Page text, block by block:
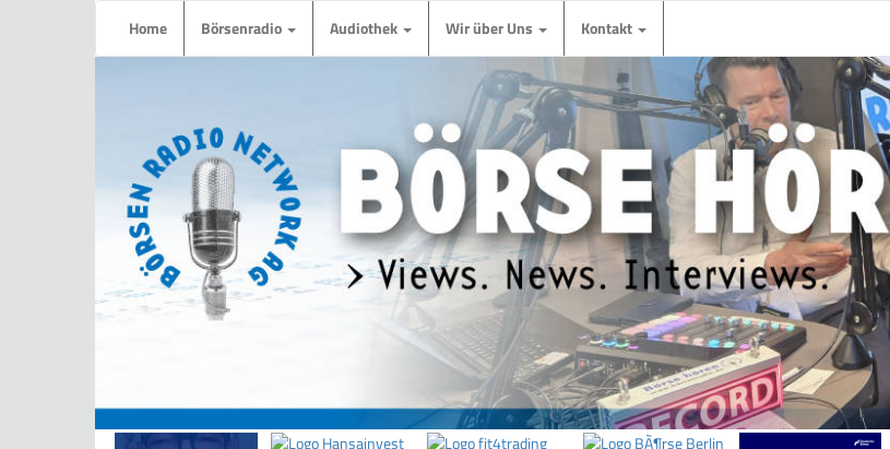
Home Börsenradio Audiothek Wir über Uns Kontakt